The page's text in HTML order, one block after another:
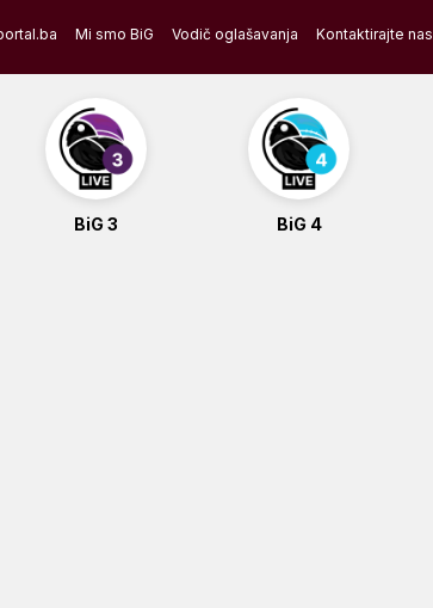
Mi smo BiG Vodič oglašavanja Kontaktirajte nas
BiG 3 BiG 4